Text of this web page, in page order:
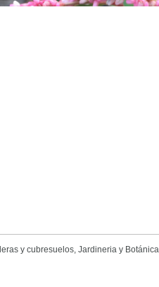
y cubresuelos Jardineria y Botánica